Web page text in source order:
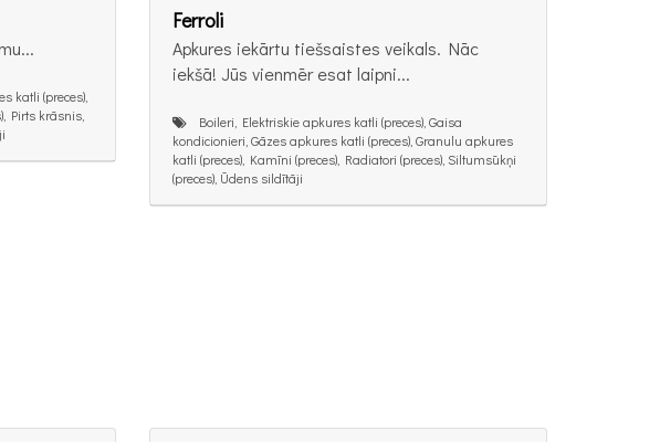
katli (preces),
Pirts krāsnis,
Ferroli
Apkures iekārtu tiešsaistes veikals. Nāc
iekšā! Jūs vienmēr esat laipni...
Boileri, Elektriskie apkures katli (preces), Gaisa
kondicionieri, Gāzes apkures katli (preces), Granulu apkures
katli (preces), Kamīni (preces), Radiatori (preces), Siltumsūkņi
(preces), Ūdens sildītāji